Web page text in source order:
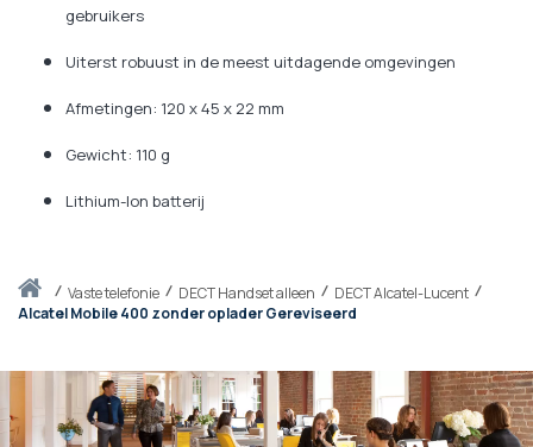
Thuisvaste telefonie DECT Handset alleen
DECT Alcatel-Lucent
Alcatel Mobile 400 zonder oplader Gereviseerd
gebruikers
Uiterst robuust in de meest uitdagende omgevingen
Afmetingen: 120 x 45 x 22 mm
Gewicht: 110 g
Lithium-Ion batterij